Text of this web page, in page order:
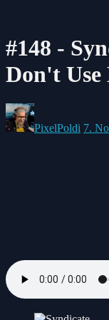
#148 -
Don't Use
Posted
by:
PixelPoldi
on
7.